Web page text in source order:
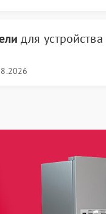
для устройства